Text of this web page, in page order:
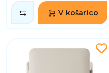
V košarico